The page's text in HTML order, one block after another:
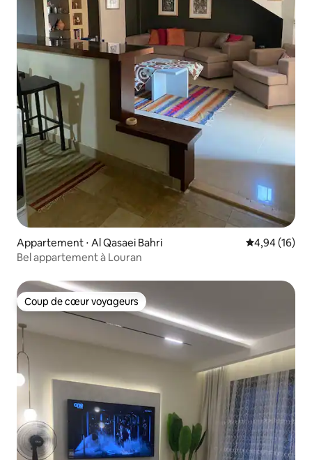
Appartement ⋅ Al Qasaei Bahri Évaluation
4,94 (16)
Bel appartement à Louran
Coup de cœur voyageurs
Coup de cœur voyageurs